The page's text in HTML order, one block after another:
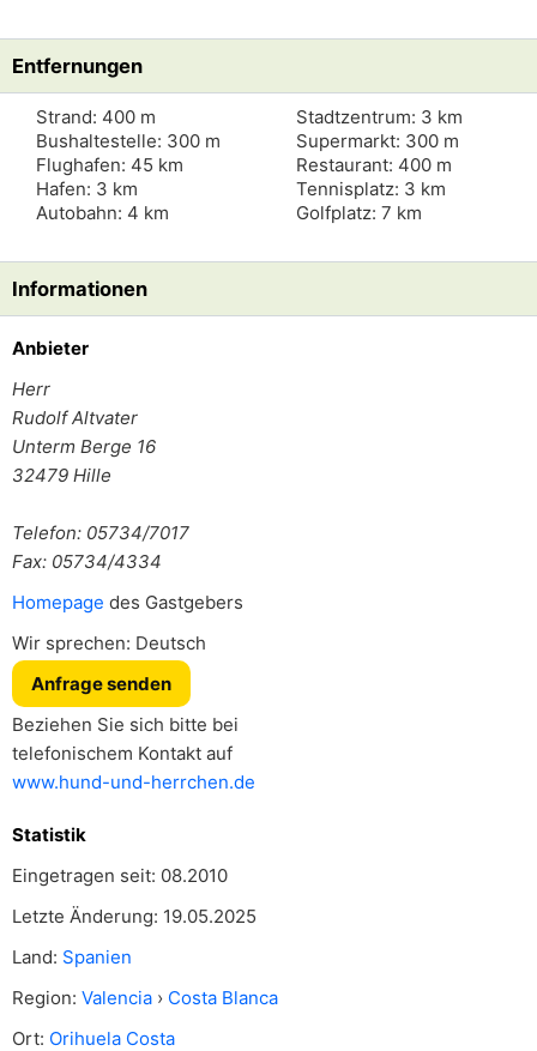
Entfernungen
Strand: 400 m
Bushaltestelle: 300 m
Flughafen: 45 km
Hafen: 3 km
Autobahn: 4 km
Stadtzentrum: 3 km
Supermarkt: 300 m
Restaurant: 400 m
Tennisplatz: 3 km
Golfplatz: 7 km
Informationen
Anbieter
Herr
Rudolf Altvater
Unterm Berge 16
32479 Hille
Telefon: 05734/7017
Fax: 05734/4334
Homepage des Gastgebers
Wir sprechen: Deutsch
Anfrage senden
Beziehen Sie sich bitte bei
telefonischem Kontakt auf
www.hund-und-herrchen.de
Statistik
Eingetragen seit: 08.2010
Letzte Änderung: 19.05.2025
Land: Spanien
Region: Valencia › Costa Blanca
Ort: Orihuela Costa